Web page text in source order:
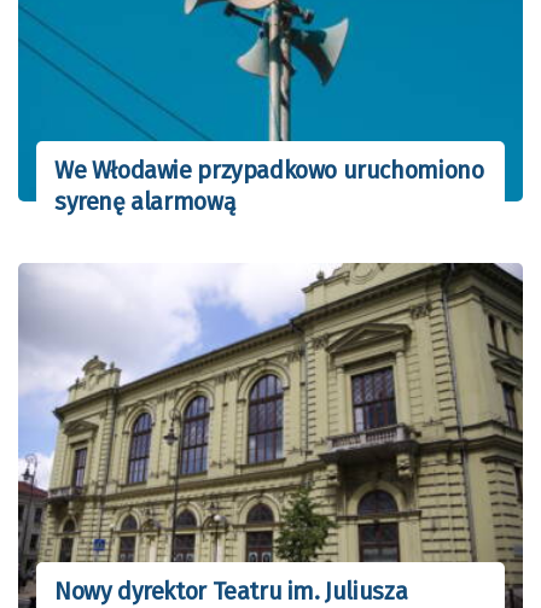
We Włodawie przypadkowo uruchomiono
syrenę alarmową
Nowy dyrektor Teatru im. Juliusza